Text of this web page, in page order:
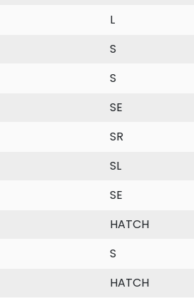
L
S
S
SE
SR
SL
SE
HATCH
S
HATCH